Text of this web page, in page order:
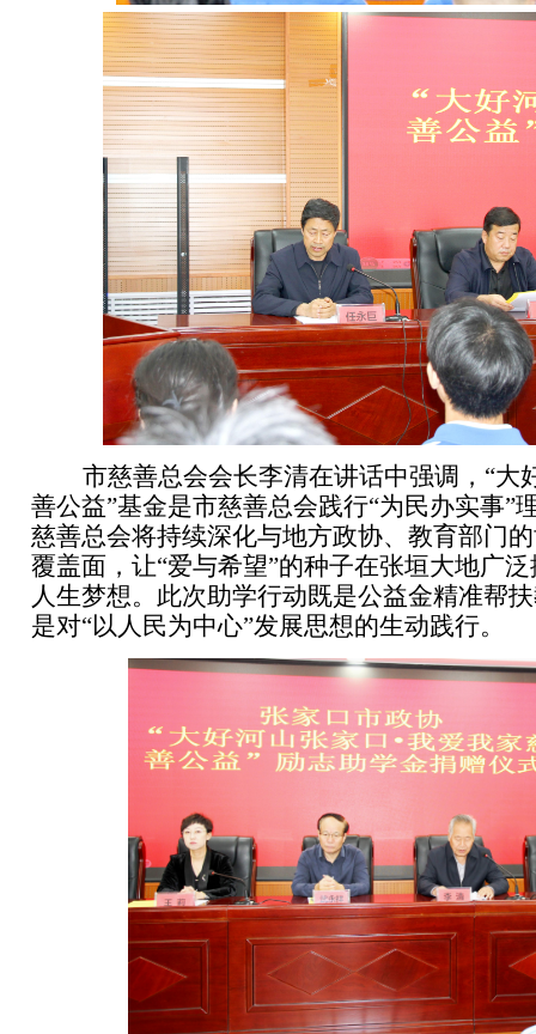
市慈善总会会长李清在讲话中强调，“大
善公益”基金是市慈善总会践行“为民办实事”
慈善总会将持续深化与地方政协、教育部门
覆盖面，让“爱与希望”的种子在张垣大地广
人生梦想。此次助学行动既是公益金精准帮
是对“以人民为中心”发展思想的生动践行。